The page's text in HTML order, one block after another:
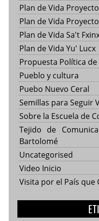
Plan de Vida
Plan de Vida
Plan de Vida Sa't
Plan de Vida Yu' Lucx
Propuesta Política
Pueblo y cultura
Puebo Nuevo Ceral
Semillas para Seguir
Sobre la Escuela de
Tejido de
Bartolomé
Uncategorised
Video Inicio
Visita por el País que